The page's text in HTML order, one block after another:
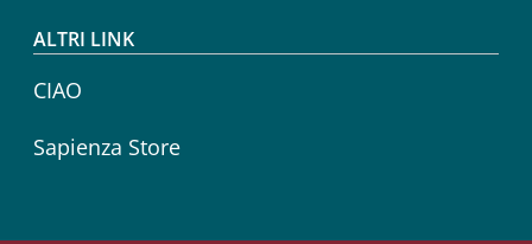
ALTRI LINK
CIAO
Sapienza Store